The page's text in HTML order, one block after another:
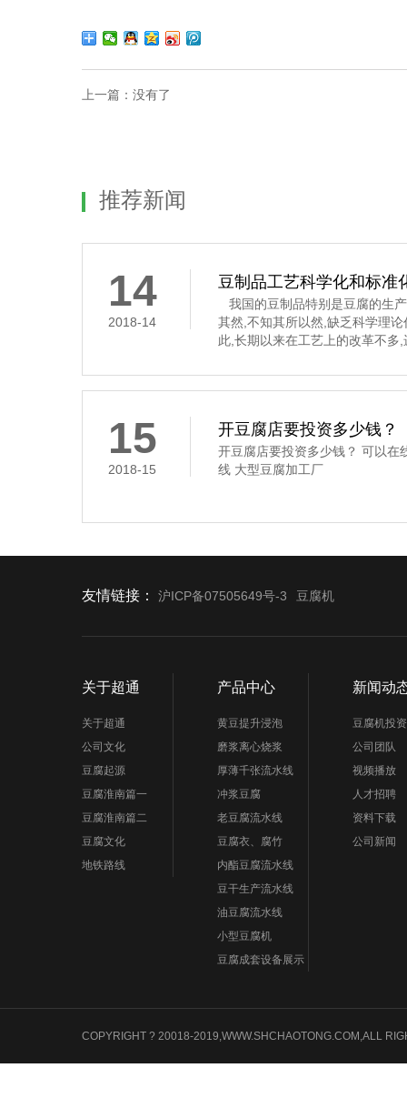
上一篇： 没有了
推荐新闻
14
2018-14
豆制品工艺科学化和标准
我国的豆制品特别是豆腐的生
其然,不知其所以然,缺乏科学理
此,长期以来在工艺上的改革不多
凝固这道工序,是通过凝固剂的作
豆腐花,俗称“点花”和“点浆”,这
15
2018-15
开豆腐店要投资多少钱？
开豆腐店要投资多少钱？ 可以在
线 大型豆腐加工厂
友情链接： 沪ICP备07505649号-3 豆腐机
关于超通
关于超通
公司文化
豆腐起源
豆腐淮南篇一
豆腐淮南篇二
豆腐文化
地铁路线
产品中心
黄豆提升浸泡
磨浆离心烧浆
厚薄千张流水线
冲浆豆腐
老豆腐流水线
豆腐衣、腐竹
内酯豆腐流水线
豆干生产流水线
油豆腐流水线
小型豆腐机
豆腐成套设备展示
新闻动
豆腐机投
公司团队
视频播放
人才招聘
资料下载
公司新闻
COPYRIGHT ? 20018-2019,WWW.SHCHAOTONG.COM,ALL